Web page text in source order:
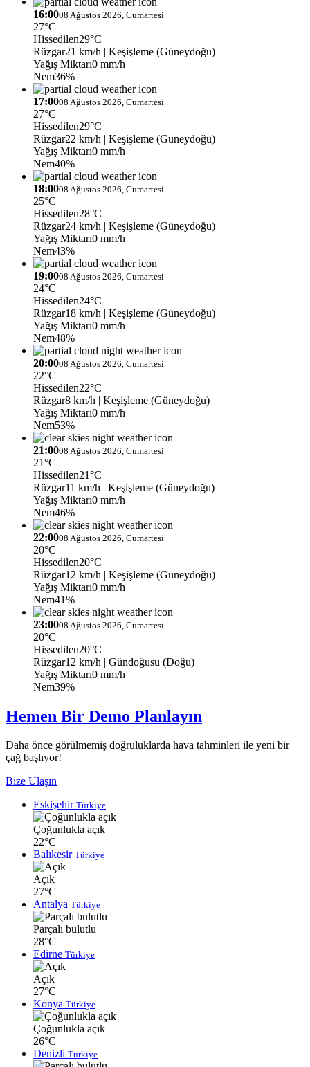
16:0008 Ağustos 2026, Cumartesi
27°C
Hissedilen29°C
Rüzgar21 km/h | Keşişleme (Güneydoğu)
Yağış Miktarı0 mm/h
Nem36%
17:0008 Ağustos 2026, Cumartesi
27°C
Hissedilen29°C
Rüzgar22 km/h | Keşişleme (Güneydoğu)
Yağış Miktarı0 mm/h
Nem40%
18:0008 Ağustos 2026, Cumartesi
25°C
Hissedilen28°C
Rüzgar24 km/h | Keşişleme (Güneydoğu)
Yağış Miktarı0 mm/h
Nem43%
19:0008 Ağustos 2026, Cumartesi
24°C
Hissedilen24°C
Rüzgar18 km/h | Keşişleme (Güneydoğu)
Yağış Miktarı0 mm/h
Nem48%
20:0008 Ağustos 2026, Cumartesi
22°C
Hissedilen22°C
Rüzgar8 km/h | Keşişleme (Güneydoğu)
Yağış Miktarı0 mm/h
Nem53%
21:0008 Ağustos 2026, Cumartesi
21°C
Hissedilen21°C
Rüzgar11 km/h | Keşişleme (Güneydoğu)
Yağış Miktarı0 mm/h
Nem46%
22:0008 Ağustos 2026, Cumartesi
20°C
Hissedilen20°C
Rüzgar12 km/h | Keşişleme (Güneydoğu)
Yağış Miktarı0 mm/h
Nem41%
23:0008 Ağustos 2026, Cumartesi
20°C
Hissedilen20°C
Rüzgar12 km/h | Gündoğusu (Doğu)
Yağış Miktarı0 mm/h
Nem39%
Hemen Bir Demo Planlayın
Daha önce görülmemiş doğruluklarda hava tahminleri ile yeni bir
çağ başlıyor!
Bize Ulaşın
Eskişehir Türkiye
Çoğunlukla açık
22°C
Balıkesir Türkiye
Açık
27°C
Antalya Türkiye
Parçalı bulutlu
28°C
Edirne Türkiye
Açık
27°C
Konya Türkiye
Çoğunlukla açık
26°C
Denizli Türkiye